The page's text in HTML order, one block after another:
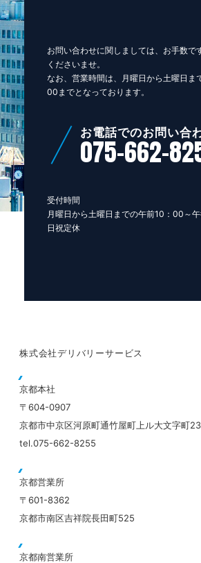
お問い合わせに関しましては、お手数で
くださいませ。
なお、営業時間は、月曜日から土曜日ま
00までとなっております。
お電話でのお問い合
075-662-
受付時間
月曜日から土曜日までの午前10：00～
日祝定休
株式会社デリバリーサービス
京都本社
〒604-0907
京都市中京区河原町通竹屋町上ル大文字町
tel.075-662-8255
京都営業所
〒601-8362
京都市南区吉祥院長田町525
京都南営業所